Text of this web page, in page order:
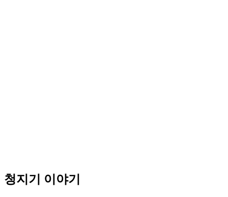
청지기 이야기